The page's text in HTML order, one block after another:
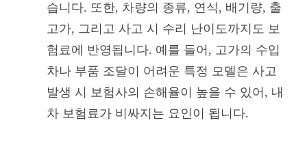
습니다. 또한, 차량의 종류, 연식, 배기량, 출
고가, 그리고 사고 시 수리 난이도까지도 보
험료에 반영됩니다. 예를 들어, 고가의 수입
차나 부품 조달이 어려운 특정 모델은 사고
발생 시 보험사의 손해율이 높을 수 있어, 내
차 보험료가 비싸지는 요인이 됩니다.